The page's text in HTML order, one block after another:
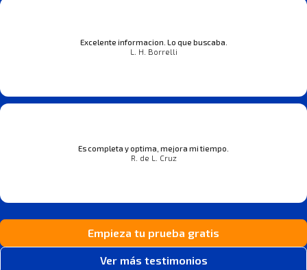
Excelente informacion. Lo que buscaba.
L. H. Borrelli
Es completa y optima, mejora mi tiempo.
R. de L. Cruz
Empieza tu prueba gratis
Ver más testimonios